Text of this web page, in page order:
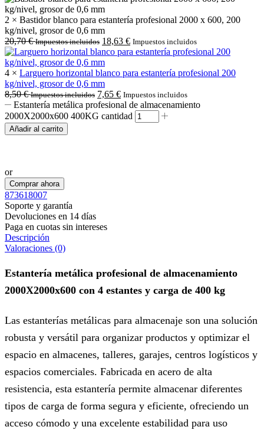
2 × Bastidor blanco para estantería profesional 2000 x 600, 200
kg/nivel, grosor de 0,6 mm
20,70€ Impuestos incluidos 18,63 € Impuestos incluidos
4 × Larguero horizontal blanco para estantería profesional 200
kg/nivel, grosor de 0,6 mm
8,50€ Impuestos incluidos 7,65 € Impuestos incluidos
Estantería metálica profesional de almacenamiento
2000X2000x600 400KG cantidad
Añadir al carrito
or
Comprar ahora
873618007
Soporte y garantía
Devoluciones en 14 días
Paga en cuotas sin intereses
Descripción
Valoraciones (0)
Estantería metálica profesional de almacenamiento
2000X2000x600 con 4 estantes y carga de 400 kg
Las estanterías metálicas para almacenaje son una solución
robusta y versátil para organizar productos y optimizar el
espacio en almacenes, talleres, garajes, centros logísticos y
espacios comerciales. Fabricada en acero de alta
resistencia, esta estantería permite almacenar diferentes
tipos de carga de forma segura y eficiente, ofreciendo un
acceso cómodo y una excelente estabilidad para uso